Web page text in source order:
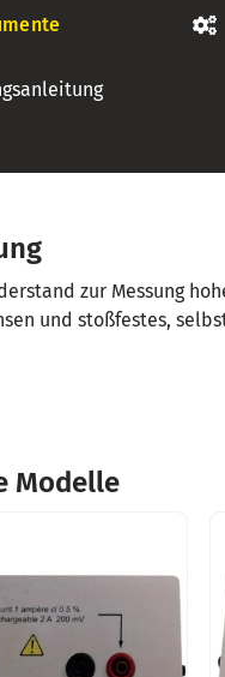
zur Messung
und stoßfestes,
Modelle